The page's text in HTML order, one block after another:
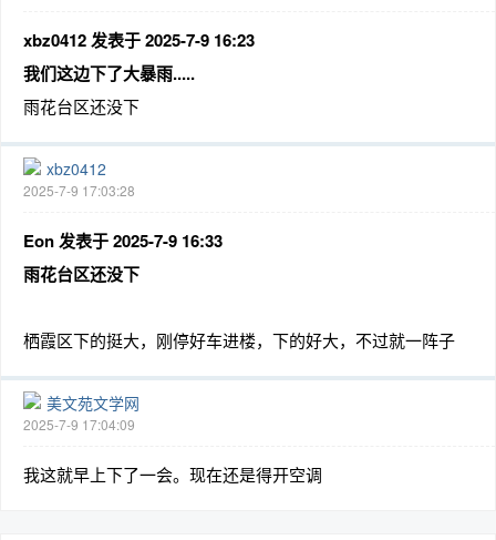
xbz0412 发表于 2025-7-9 16:23
我们这边下了大暴雨.....
雨花台区还没下
xbz0412
2025-7-9 17:03:28
Eon 发表于 2025-7-9 16:33
雨花台区还没下
栖霞区下的挺大，刚停好车进楼，下的好大，不过就一阵子
美文苑文学网
2025-7-9 17:04:09
我这就早上下了一会。现在还是得开空调